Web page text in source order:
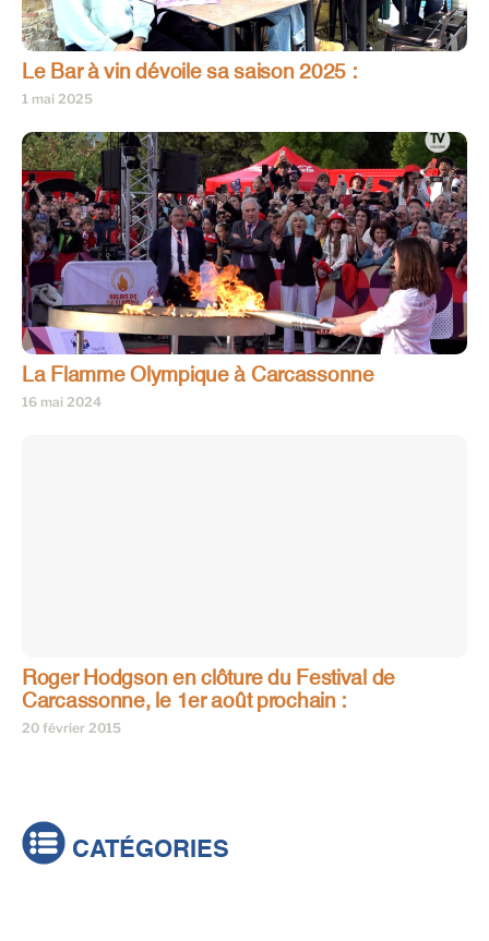
Le Bar à vin dévoile sa saison 2025 :
1 mai 2025
La Flamme Olympique à Carcassonne
16 mai 2024
Roger Hodgson en clôture du Festival de
Carcassonne, le 1er août prochain :
20 février 2015
CATÉGORIES